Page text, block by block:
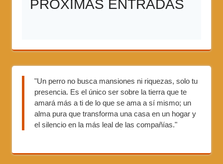
PRÓXIMAS ENTRADAS
"Un perro no busca mansiones ni riquezas, solo tu
presencia. Es el único ser sobre la tierra que te
amará más a ti de lo que se ama a sí mismo; un
alma pura que transforma una casa en un hogar y
el silencio en la más leal de las compañías."